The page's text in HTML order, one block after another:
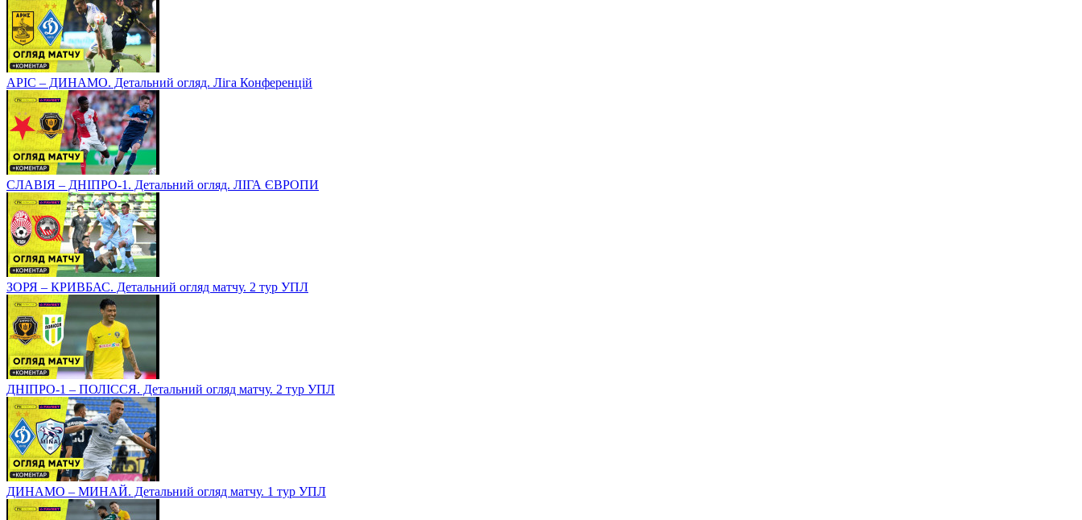
АРІС – ДИНАМО. Детальний огляд. Ліга Конференцій
СЛАВІЯ – ДНІПРО-1. Детальний огляд. ЛІГА ЄВРОПИ
ЗОРЯ – КРИВБАС. Детальний огляд матчу. 2 тур УПЛ
ДНІПРО-1 – ПОЛІССЯ. Детальний огляд матчу. 2 тур УПЛ
ДИНАМО – МИНАЙ. Детальний огляд матчу. 1 тур УПЛ